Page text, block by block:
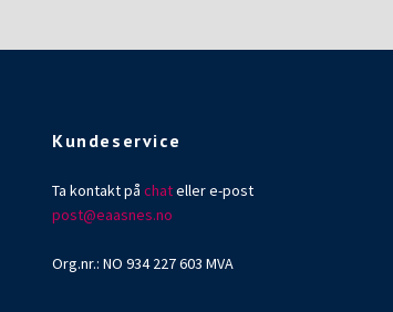
Kundeservice
Ta kontakt på chateller e-post
post@eaasnes.no
Org.nr.: NO 934 227 603 MVA